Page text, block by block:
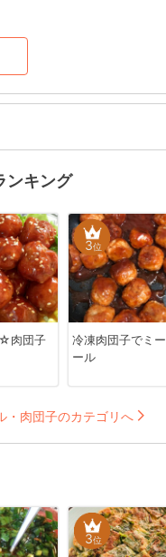
ンキング
肉団子
3位
冷凍肉団子でミ
ール
・肉団子のカテゴリへ
3位